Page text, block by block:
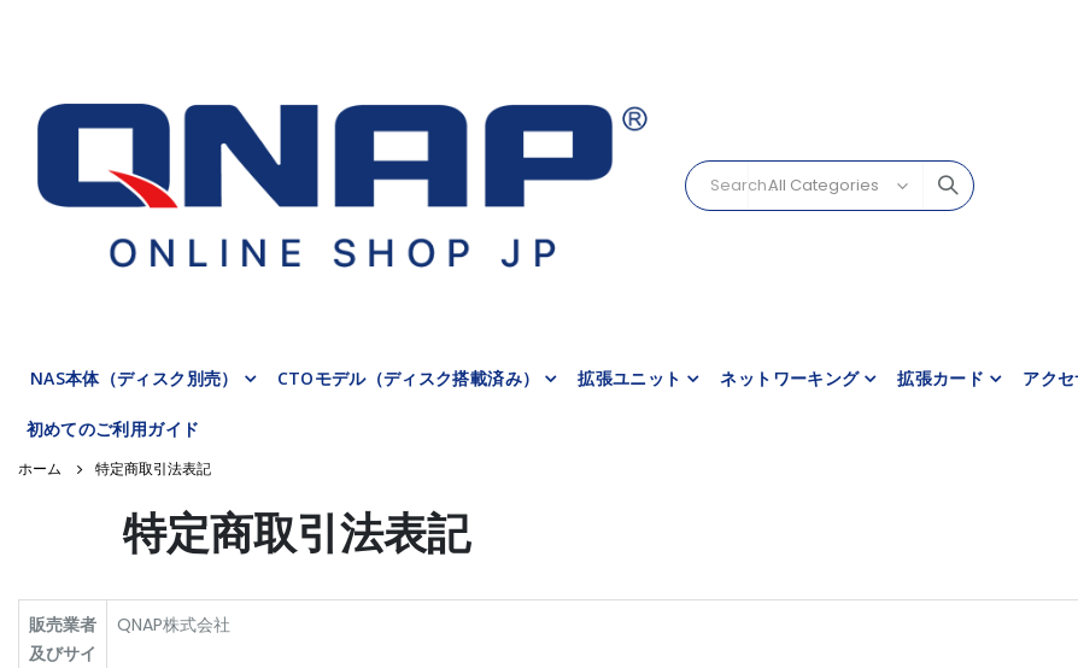
NAS本体（ディスク別売） CTOモデル（ディスク搭載済み） 拡張ユニット ネットワーキング 拡張カード アク
初めてのご利用ガイド
特定商取引法表記
特定商取引法表記
販売業者
及びサイ
QNAP株式会社